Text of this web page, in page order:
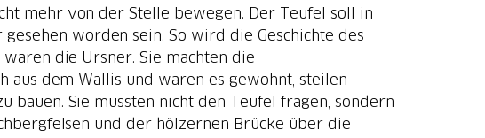
mehr von der Stelle bewegen. Der Teufel soll in
worden sein. So wird die Geschichte des
die Ursner. Sie machten die
aus dem Wallis und waren es gewohnt, steilen
bauen. Sie mussten nicht den Teufel fragen, sondern
und der hölzernen Brücke über die